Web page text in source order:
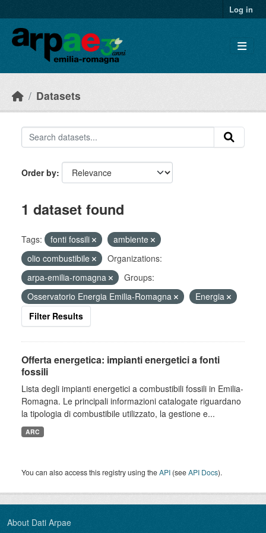
Log in
Datasets
Order by
1 dataset found
Tags: fonti fossili
ambiente
olio combustibile
Organizations:
arpa-emilia-romagna
Groups:
Osservatorio Energia Emilia-Romagna
Energia
Filter Results
Offerta energetica: impianti energetici a fonti
fossili
Lista degli impianti energetici a combustibili fossili in Emilia-
Romagna. Le principali informazioni catalogate riguardano
la tipologia di combustibile utilizzato, la gestione e...
ARC
You can also access this registry using theAPI (seeAPI Docs).
About Dati Arpae